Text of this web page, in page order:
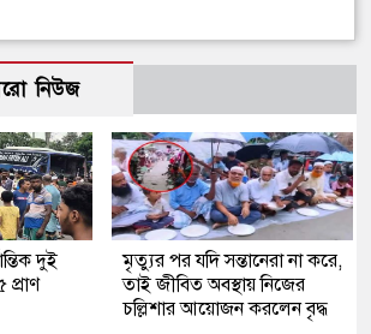
নিউজ
দুই
প্রাণ
মৃত্যুর পর যদি সন্তানেরা না করে,
তাই জীবিত অবস্থায় নিজের
চল্লিশার আয়োজন করলেন বৃদ্ধ